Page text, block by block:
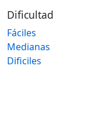
Dificultad
Fáciles
Medianas
Dificiles